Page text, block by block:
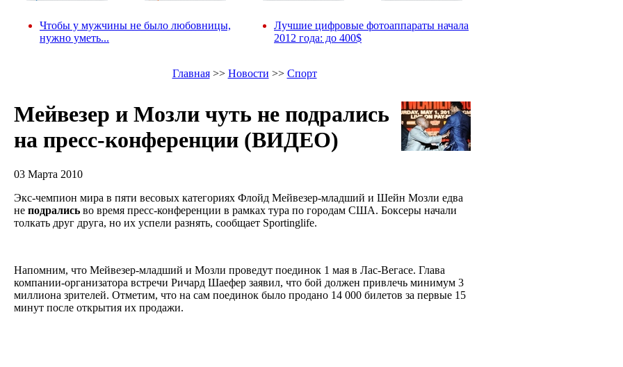
Чтобы у мужчины не было любовницы,
нужно уметь...
Лучшие цифровые фотоаппараты начала
2012 года: до 400$
Главная>> Новости >> Спорт
Мейвезер и Мозли чуть не подрались
на пресс-конференции (ВИДЕО)
03 Марта 2010
Экс-чемпион мира в пяти весовых категориях Флойд Мейвезер-младший и Шейн Мозли едва
не подрались во время пресс-конференции в рамках тура по городам США. Боксеры начали
толкать друг друга, но их успели разнять, сообщает Sportinglife.
Напомним, что Мейвезер-младший и Мозли проведут поединок 1 мая в Лас-Вегасе. Глава
компании-организатора встречи Ричард Шаефер заявил, что бой должен привлечь минимум 3
миллиона зрителей. Отметим, что на сам поединок было продано 14 000 билетов за первые 15
минут после открытия их продажи.